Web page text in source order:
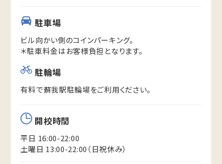
駐車場
ビル向かい側のコインパーキング。
＊駐車料金はお客様負担となります。
駐輪場
有料で蘇我駅駐輪場をご利用ください。
開校時間
平日 16:00-22:00
土曜日 13:00-22:00（日祝休み）